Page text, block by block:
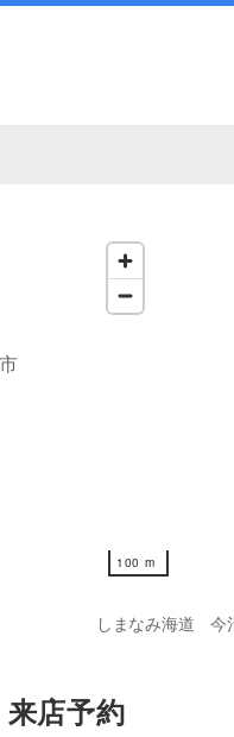
100 m
100 m
しまなみ海道 今
来店予約